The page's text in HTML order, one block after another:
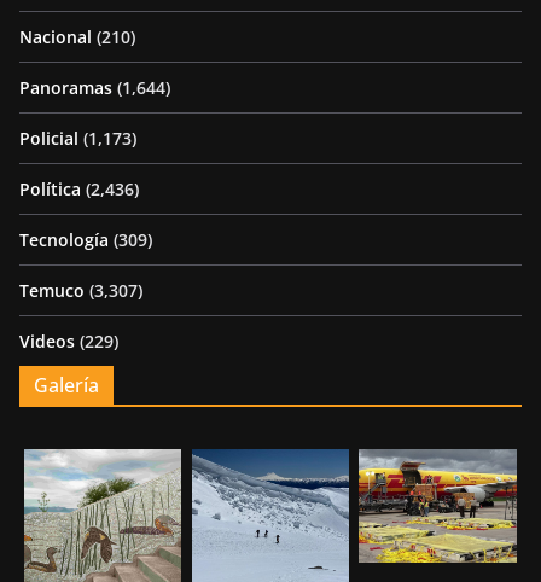
Nacional (210)
Panoramas (1,644)
Policial (1,173)
Política (2,436)
Tecnología (309)
Temuco (3,307)
Videos (229)
Galería